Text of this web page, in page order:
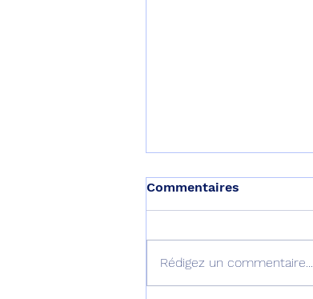
Commentaires
Rédigez un commentaire...